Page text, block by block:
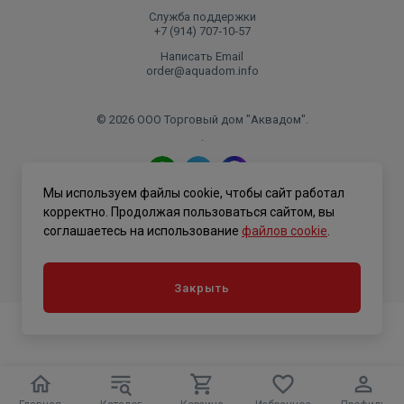
Служба поддержки
+7 (914) 707‑10‑57
Написать Email
order@aquadom.info
© 2026 ООО Торговый дом "Аквадом".
.
Политика конфиденциальности
Мы используем файлы cookie, чтобы сайт работал
корректно. Продолжая пользоваться сайтом, вы
соглашаетесь на использование файлов cookie
Закрыть